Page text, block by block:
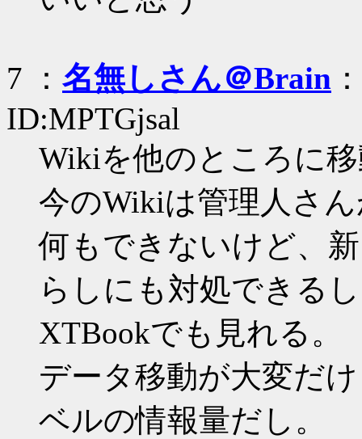
7 ： 名無しさん＠Brain
ID:MPTGjsal
Wikiを他のところに
今のWikiは管理人さ
何もできないけど、
らしにも対処できる
XTBookでも見れる。
データ移動が大変だ
ベルの情報量だし。